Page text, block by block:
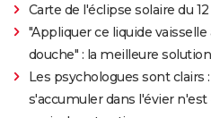
Carte de l'éclipse solaire du
"Appliquer ce liquide
douche" : la meilleure
Les psychologues sont clairs
s'accumuler dans l'évier